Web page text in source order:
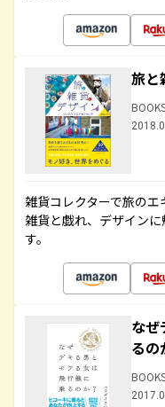
旅と
雑貨コレクターで旅のエ
雑貨と戯れ、デザイン
す。
なぜ
るの